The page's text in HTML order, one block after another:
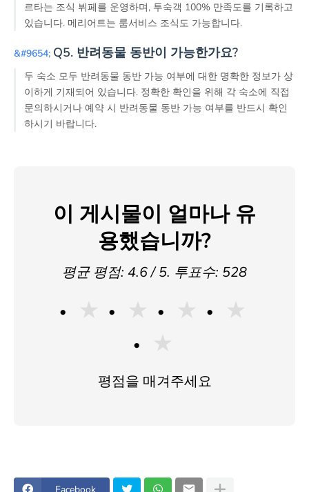
르타는 조식 뷔페를 운영하며, 투숙객 100% 만족도를 기록하고
있습니다. 메리어트는 룸서비스 조식도 가능합니다.
Q5. 반려동물 동반이 가능한가요?
두 숙소 모두 반려동물 동반 가능 여부에 대한 명확한 정보가 상
이하게 기재되어 있습니다. 정확한 확인을 위해 각 숙소에 직접
문의하시거나 예약 시 반려동물 동반 가능 여부를 반드시 확인
하시기 바랍니다.
이 게시물이 얼마나 유
용했습니까?
평균 평점: 4.6/ 5. 투표수: 528
★ ★ ★
★
★
평점을 매겨주세요